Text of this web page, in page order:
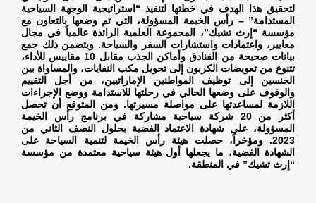
لتحقيق هذا الهدف في خطتها لتنفيذ “استراتيجية الوجهة السياحية
المستدامة” – رأس الخيمة المسؤولة، التي تم وضعها بالتعاون مع
مؤسسة “إرث تشيك”، المجموعة العلمية الرائدة عالمياً في مجال
معايير، واعتمادات واستشارات السفر والسياحة. ويتضمن ذلك جمع
بيانات صحيحة من الفنادق وأماكن الجذب مقابل 10 مقاييس للأداء،
تتنوع من تعويضات الكربون إلى تحويل مكب النفايات، والمساواة بين
الجنسين إلى توظيف المواطنين الإماراتيين، من أجل التقييم
والوقوف على وضعها الحالي في رحلتها للاستدامة ووضع الإجراءات
اللازمة لمساعدتها على مواصلة مسيرتها. ومن المتوقع أن تحصل
أكثر من 20 شركة سياحية مشاركة في برنامج رأس الخيمة
المسؤولة، على شهادة الاعتماد الفضية بحلول النصف الثاني من
2023. ومؤخراً، حصلت هيئة رأس الخيمة لتنمية السياحة على
الشهادة الفضية، ما يجعلها أول هيئة سياحية معتمدة من مؤسسة
“إرث تشيك” في المنطقة.